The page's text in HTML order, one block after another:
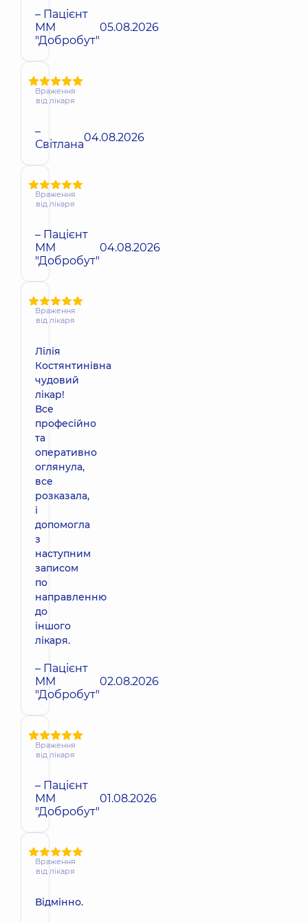
– Пацієнт
ММ
"Добробут"
05.08.2026
Враження
від лікаря
–
Світлана04.08.2026
Враження
від лікаря
– Пацієнт
ММ
"Добробут"
04.08.2026
Враження
від лікаря
Лілія
Костянтинівна
чудовий
лікар!
Все
професійно
та
оперативно
оглянула,
все
розказала,
і
допомогла
з
наступним
записом
по
направленню
до
іншого
лікаря.
– Пацієнт
ММ
"Добробут"
02.08.2026
Враження
від лікаря
– Пацієнт
ММ
"Добробут"
01.08.2026
Враження
від лікаря
Відмінно.